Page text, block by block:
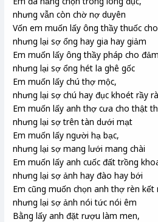
nhưng vẫn còn chờ nợ duyên
Vốn em muốn lấy ông thầy thuốc
nhưng lại sợ ổng hay gia hay giảm
Em muốn lấy ông thầy pháp cho
nhưng lại sợ ổng hét la ghê gốc
Em muốn lấy chú thợ mộc,
nhưng lại sợ chú hay đục khoét rầy rà
Em muốn lấy anh thợ cưa cho thật
nhưng lại sợ trên tàn dưới mạt
Em muốn lấy người hạ bạc,
nhưng lại sợ mang lưới mang chài
Em muốn lấy anh cuốc đất trồng
nhưng lại sợ ảnh hay đào hay bới
Em cũng muốn chọn anh thợ rèn kết
nhưng lại sợ ảnh nói tức nói êm
Bằng lấy anh đặt rượu làm men,